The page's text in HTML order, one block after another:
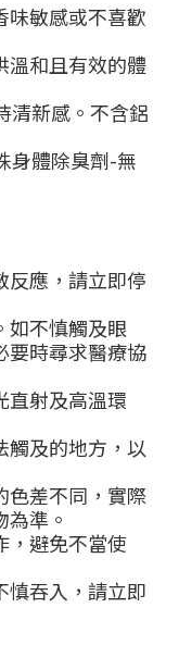
味敏感或不喜歡
溫和且有效的體
清新感。不含鋁
身體除臭劑-無
反應，請立即停
如不慎觸及眼
要時尋求醫療協
直射及高溫環
觸及的地方，以
色差不同，實際
準。
，避免不當使
慎吞入，請立即